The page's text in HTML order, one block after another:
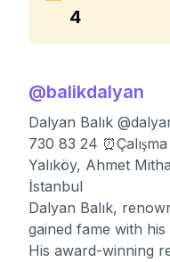
4
@balikdalyan
Dalyan Balık
730 83 24
Yalıköy, Ahmet
İstanbul
Dalyan Balık,
gained fame with
His award-winning